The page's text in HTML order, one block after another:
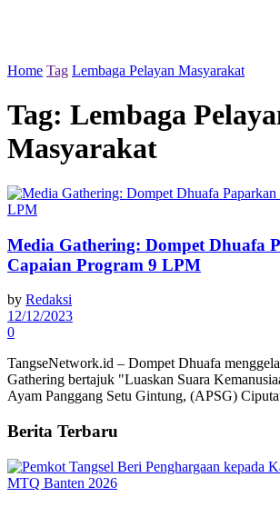
Home Tag Lembaga Pelayan Masyarakat
Tag: Lembaga
Masyarakat
Media Gathering: Dompet Dhuafa
Capaian Program 9 LPM
by Redaksi
12/12/2023
0
TangseNetwork.id – Dompet Dhuafa
Gathering bertajuk "Luaskan Suara
Ayam Panggang Setu Gintung, (APSG)
Berita Terbaru